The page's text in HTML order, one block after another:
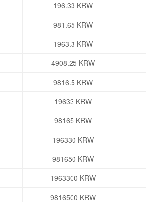
196.33 KRW
981.65 KRW
1963.3 KRW
4908.25 KRW
9816.5 KRW
19633 KRW
98165 KRW
196330 KRW
981650 KRW
1963300 KRW
9816500 KRW